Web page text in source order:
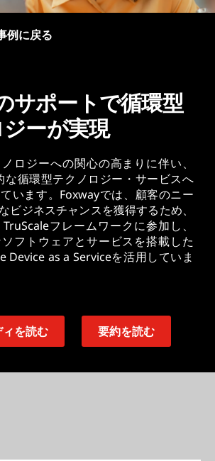
例に戻る
サポートで循環型
ーが実現
ロジーへの関心の高まりに伴い、
な循環型テクノロジー・サービスへ
います。Foxwayでは、顧客のニー
ビジネスチャンスを獲得するため、
フレームワークに参加し、
フトウェアとサービスを搭載した
Device as a Serviceを活用していま
を読む 要約を読む